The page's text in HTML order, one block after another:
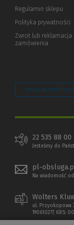
Regulamin sklepu
Polityka prywatności
Zwrot lub reklamacja
zamówienia
Zarządzaj
22 535 88
Jesteśmy do
pl-
Na wiadomość
Wolters
ul. Przyokopowa
190610277, KRS: